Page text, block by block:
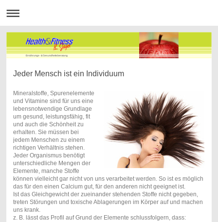
Ernährungs- & Gesundheitsberatung
Jeder Mensch ist ein Individuum
Mineralstoffe, Spurenelemente
und Vitamine sind für uns eine
lebensnotwendige Grundlage
um gesund, leistungsfähig, fit
und auch die Schönheit zu
erhalten. Sie müssen bei
jedem Menschen zu einem
richtigen Verhältnis stehen.
Jeder Organismus benötigt
unterschiedliche Mengen der
Elemente, manche Stoffe
können vielleicht gar nicht von uns verarbeitet werden. So ist es möglich
das für den einen Calcium gut, für den anderen nicht geeignet ist.
Ist das Gleichgewicht der zueinander stehenden Stoffe nicht gegeben,
treten Störungen und toxische Ablagerungen im Körper auf und machen
uns krank.
z. B. lässt das Profil auf Grund der Elemente schlussfolgern, dass: